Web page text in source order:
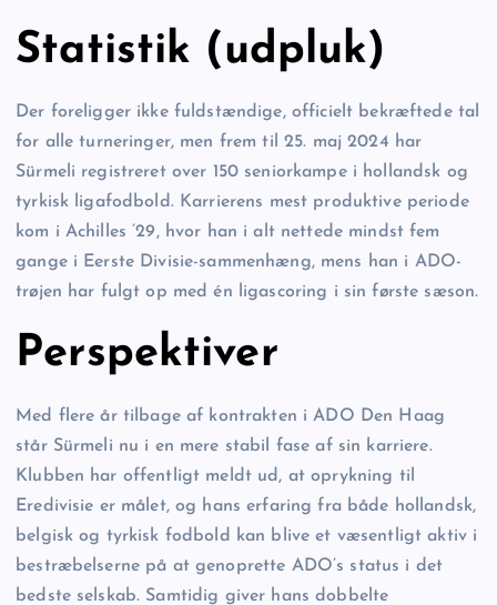
Statistik (udpluk)
Der foreligger ikke fuldstændige, officielt bekræftede tal
for alle turneringer, men frem til 25. maj 2024 har
Sürmeli registreret over 150 seniorkampe i hollandsk og
tyrkisk ligafodbold. Karrierens mest produktive periode
kom i Achilles ’29, hvor han i alt nettede mindst fem
gange i Eerste Divisie-sammenhæng, mens han i ADO-
trøjen har fulgt op med én ligascoring i sin første sæson.
Perspektiver
Med flere år tilbage af kontrakten i ADO Den Haag
står Sürmeli nu i en mere stabil fase af sin karriere.
Klubben har offentligt meldt ud, at oprykning til
Eredivisie er målet, og hans erfaring fra både hollandsk,
belgisk og tyrkisk fodbold kan blive et væsentligt aktiv i
bestræbelserne på at genoprette ADO’s status i det
bedste selskab. Samtidig giver hans dobbelte